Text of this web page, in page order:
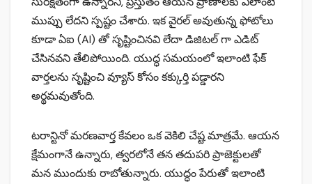
ముప్పు లేదని స్పష్టం చేశారు. ఇక వైరల్ అవుతున్న ఫోటోలు
కూడా ఏఐ (AI) తో సృష్టించినవి లేదా డిజిటల్ గా ఎడిట్
చేసినవని తేలిపోయింది. యుద్ధ సమయంలో ఇలాంటి ఫేక్
వార్తలను సృష్టించి వ్యూస్ కోసం కక్కుర్తి పడ్డారని
అర్థమవుతోంది.
టరాన్టినో మరణవార్త కేవలం ఒక వెకిలి చేష్ట మాత్రమే. ఆయన
క్షేమంగానే ఉన్నారు, త్వరలోనే తన తదుపరి ప్రాజెక్టులతో
మన ముందుకు రాబోతున్నారు. యుద్ధం పేరుతో ఇలాంటి